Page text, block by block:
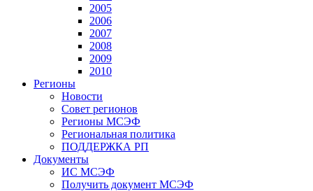
2005
2006
2007
2008
2009
2010
Регионы
Новости
Совет регионов
Регионы МСЭФ
Региональная политика
ПОДДЕРЖКА РП
Документы
ИС МСЭФ
Получить документ МСЭФ